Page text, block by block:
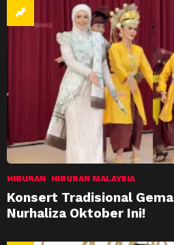
HIBURAN HIBURAN MALAYSIA
Konsert Tradisional
Nurhaliza Oktober Ini!